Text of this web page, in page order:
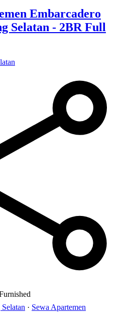
Embarcadero
Selatan - 2BR Full
· Sewa Apartemen